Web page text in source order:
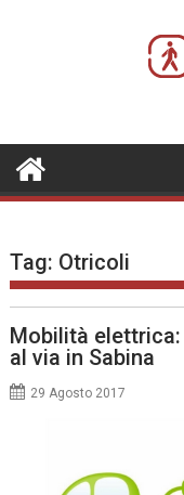
Tag: Otricoli
Mobilità
al via in Sabina
29 Agosto 2017